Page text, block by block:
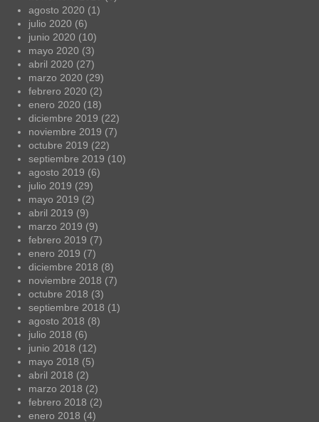
agosto 2020 (1)
julio 2020 (6)
junio 2020 (10)
mayo 2020 (3)
abril 2020 (27)
marzo 2020 (29)
febrero 2020 (2)
enero 2020 (18)
diciembre 2019 (22)
noviembre 2019 (7)
octubre 2019 (22)
septiembre 2019 (10)
agosto 2019 (6)
julio 2019 (29)
mayo 2019 (2)
abril 2019 (9)
marzo 2019 (9)
febrero 2019 (7)
enero 2019 (7)
diciembre 2018 (8)
noviembre 2018 (7)
octubre 2018 (3)
septiembre 2018 (1)
agosto 2018 (8)
julio 2018 (6)
junio 2018 (12)
mayo 2018 (5)
abril 2018 (2)
marzo 2018 (2)
febrero 2018 (2)
enero 2018 (4)